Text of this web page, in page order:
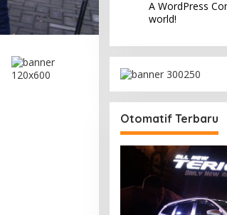
A WordPress
world!
Otomatif Terbaru